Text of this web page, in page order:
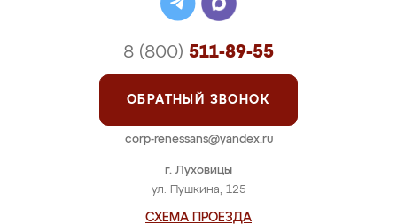
г. Луховицы
ул. Пушкина, 125
СХЕМА ПРОЕЗДА
8 (800) 511-89-55
ОБРАТНЫЙ ЗВОНОК
corp-renessans@yandex.ru